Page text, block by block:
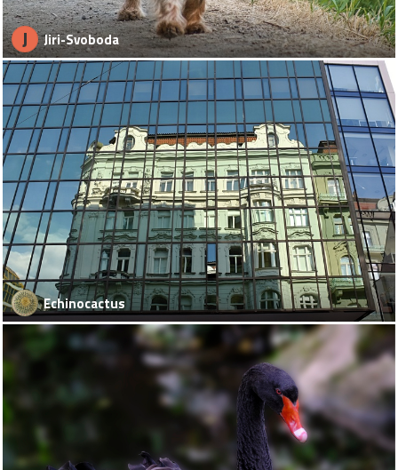
J Jiri-Svoboda
Echinocactus